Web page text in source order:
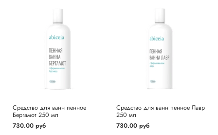
Средство для ванн пенное
Бергамот 250 мл
730.00 руб
Средство для ванн пенное Лавр
250 мл
730.00 руб